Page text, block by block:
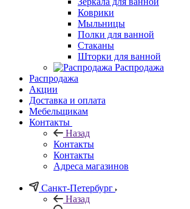
Коврики
Мыльницы
Полки для ванной
Стаканы
Шторки для ванной
Распродажа
Распродажа
Акции
Доставка и оплата
Мебельщикам
Контакты
Назад
Контакты
Контакты
Адреса магазинов
Санкт-Петербург
Назад